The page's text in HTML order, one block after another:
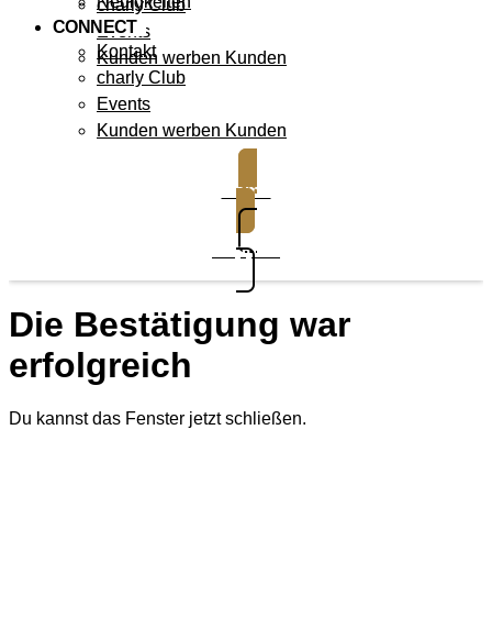
charly Club
Events
Kunden werben Kunden
CONNECT
Kontakt
charly Club
Events
Kunden werben Kunden
Demo
Support
Die Bestätigung war
erfolgreich
Du kannst das Fenster jetzt schließen.